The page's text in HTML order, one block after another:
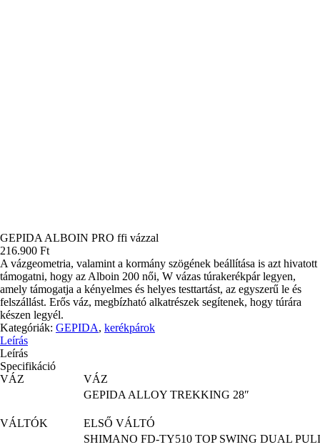
GEPIDA ALBOIN PRO ffi vázzal
216.900 Ft
A vázgeometria, valamint a kormány szögének beállítása is azt hivatott
támogatni, hogy az Alboin 200 női, W vázas túrakerékpár legyen,
amely támogatja a kényelmes és helyes testtartást, az egyszerű le és
felszállást. Erős váz, megbízható alkatrészek segítenek, hogy túrára
készen legyél.
Kategóriák: GEPIDA, kerékpárok
Leírás
Leírás
Specifikáció
VÁZ
VÁZ
GEPIDA ALLOY TREKKING 28″
VÁLTÓK
ELSŐ VÁLTÓ
SHIMANO FD-TY510 TOP SWING DUAL